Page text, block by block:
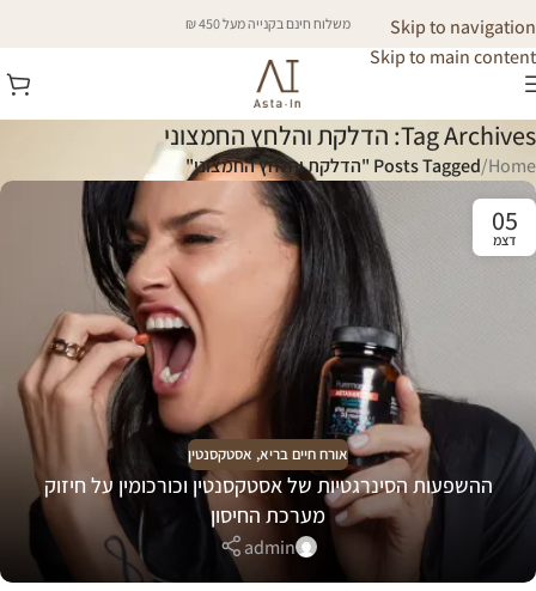
Skip to navigation
Skip to main content
משלוח חינם בקנייה מעל 450 ₪
Tag Archives: הדלקת והלחץ החמצוני
Home
/Posts Tagged "הדלקת והלחץ החמצוני"
05
דצמ
אורח חיים בריא, אסטקסנטין
ההשפעות הסינרגטיות של אסטקסנטין וכורכומין על חיזוק
מערכת החיסון
admin